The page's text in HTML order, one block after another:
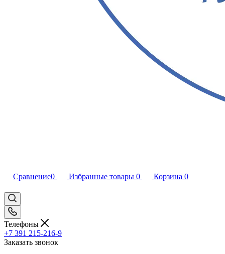
Сравнение0 Избранные товары 0 Корзина 0
Телефоны
+7 391 215-216-9
Заказать звонок